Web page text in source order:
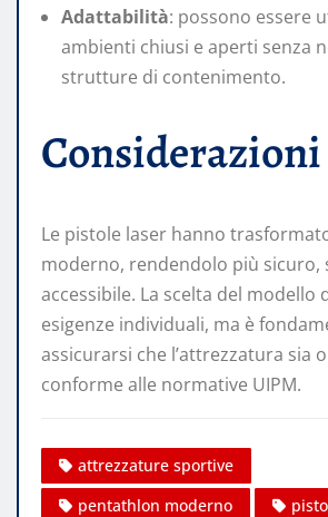
Adattabilità: possono essere
ambienti chiusi e aperti senza
strutture di contenimento.
Le pistole laser hanno
moderno, rendendolo più sicuro,
accessibile. La scelta del modello
esigenze individuali, ma è
assicurarsi che l’attrezzatura sia
conforme alle normative UIPM.
attrezzature sportive
pentathlon moderno